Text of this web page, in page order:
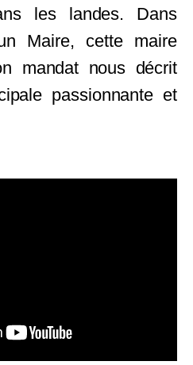
les landes. Dans
Maire, cette maire
mandat nous décrit
passionnante et